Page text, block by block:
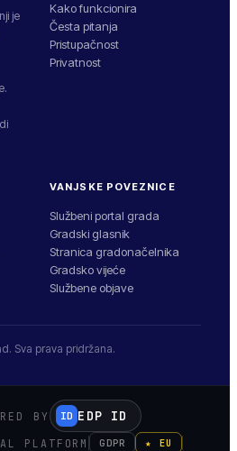
je
Kako funkcionira
Česta pitanja
Pristupačnost
Privatnost
VANJSKE POVEZNICE
Službeni portal grada
Gradski glasnik
Stranica gradonačelnika
Gradsko vijeće
Službene objave
Sva prava pridržana.
BY ID EDP ID
PLATFORM GDPR
★ EU